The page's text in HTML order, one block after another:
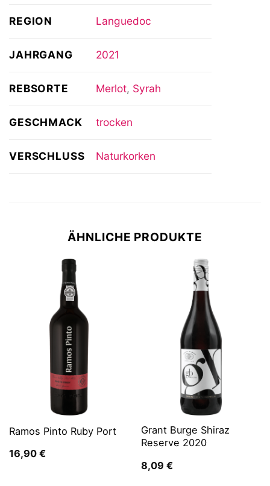
REGION Languedoc
JAHRGANG 2021
REBSORTE Merlot, Syrah
GESCHMACK trocken
VERSCHLUSS Naturkorken
ÄHNLICHE PRODUKTE
Ramos Pinto Ruby Port
16,90 €
Grant Burge Shiraz
Reserve 2020
8,09 €